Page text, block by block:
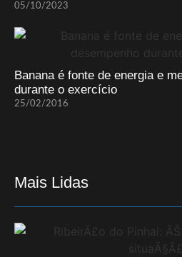
05/10/2023
Banana é fonte de energia e
durante o exercício
25/02/2016
Mais Lidas